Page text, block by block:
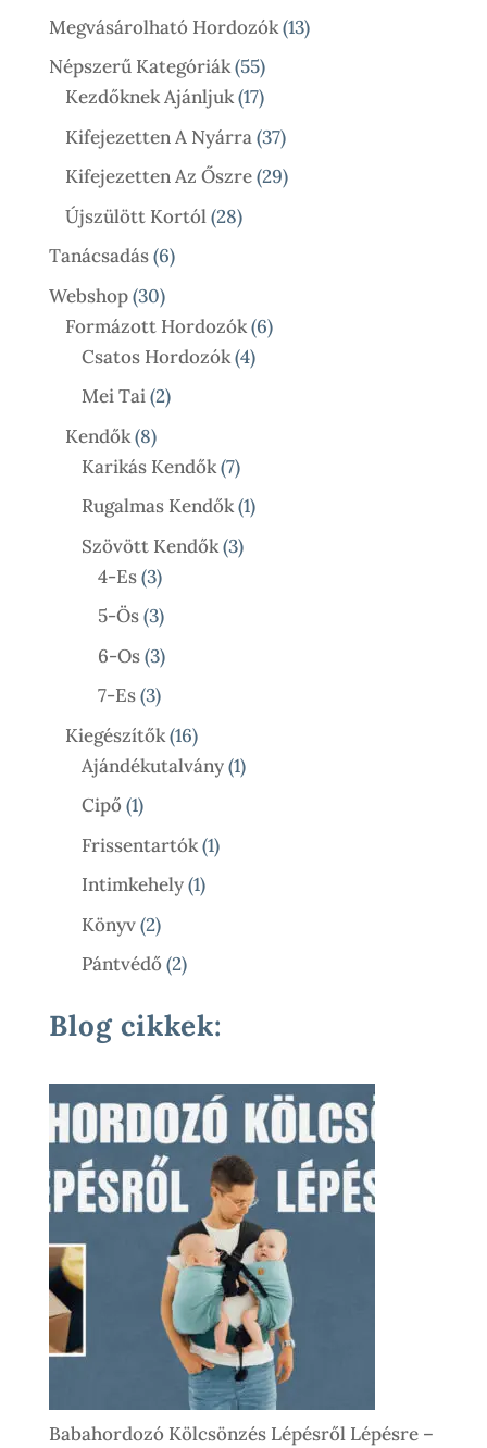
Termék
Megvásárolható Hordozók 1313
Népszerű Kategóriák 5555
Termék
Kezdőknek Ajánljuk 1717
Termék
Kifejezetten A Nyárra 3737
Termék
Kifejezetten Az Őszre 2929
Újszülött Kortól 2828
Tanácsadás 66
Webshop 3030
Termék
Formázott Hordozók 66
Csatos Hordozók 44
Mei Tai 22
Kendők 88
Termék
Karikás Kendők 77
Termék
Rugalmas Kendők 11
Szövött Kendők 33
4-Es 33
Termék
5-Ös 33
Termék
6-Os 33
Termék
7-Es 33
Termék
Kiegészítők 1616
Termék
Ajándékutalvány 11
Cipő 11
Termék
Frissentartók 11
Intimkehely 11
Könyv 22
Termék
Pántvédő 22
Blog cikkek:
Babahordozó Kölcsönzés Lépésről Lépésre –